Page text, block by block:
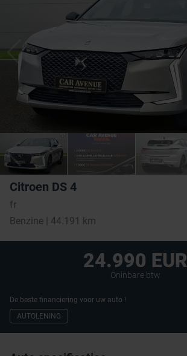
Citroen DS 4
fr
Benzine | 44.191 km
24.990 EUR
Oninbare btw
De beste financiering voor uw auto !
AUTOLENING